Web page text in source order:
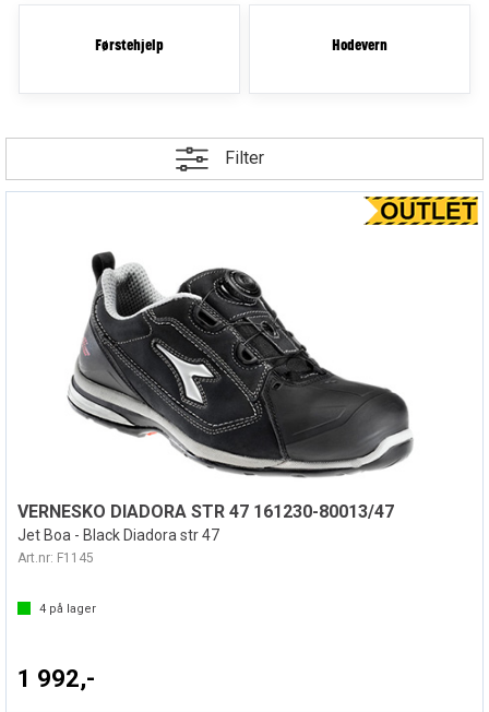
Førstehjelp Hodevern
Filter
VERNESKO DIADORA STR 47 161230-80013/47
Jet Boa - Black Diadora str 47
Art.nr: F1145
4 på lager
1 992,-